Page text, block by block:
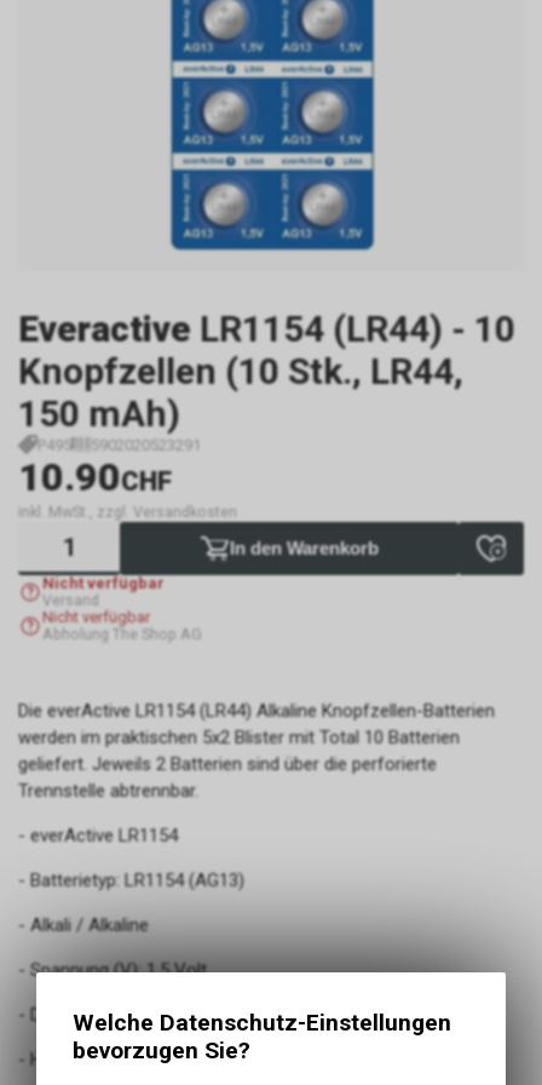
Everactive LR1154 (LR44) - 10
Knopfzellen (10 Stk., LR44,
150 mAh)
P495 5902020523291
10.90CHF
inkl. MwSt., zzgl. Versandkosten
In den Warenkorb
Nicht verfügbar
Versand
Nicht verfügbar
Abholung The Shop AG
Die everActive LR1154 (LR44) Alkaline Knopfzellen-Batterien
werden im praktischen 5x2 Blister mit Total 10 Batterien
geliefert. Jeweils 2 Batterien sind über die perforierte
Trennstelle abtrennbar.
- everActive LR1154
- Batterietyp: LR1154 (AG13)
- Alkali / Alkaline
- Spannung (V): 1.5 Volt
- Durchmesser (ø): 11,45 mm
- Höhe: 5,3 mm
Welche Datenschutz-Einstellungen
bevorzugen Sie?